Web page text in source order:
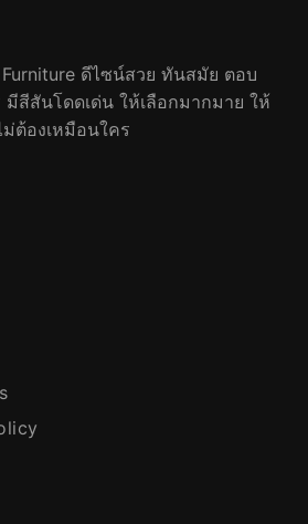
ดีไซน์สวย ทันสมัย ตอบ
สีสันโดดเด่น ให้เลือกมากมาย ให้
ต้องเหมือนใคร